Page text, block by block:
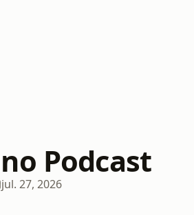
Podcast
jul. 27, 2026